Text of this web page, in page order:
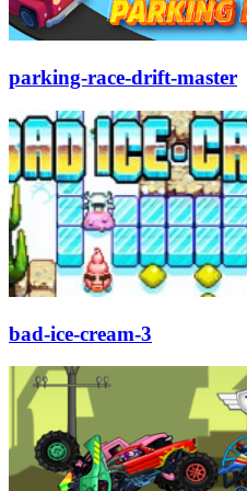
parking-race-drift-master
bad-ice-cream-3